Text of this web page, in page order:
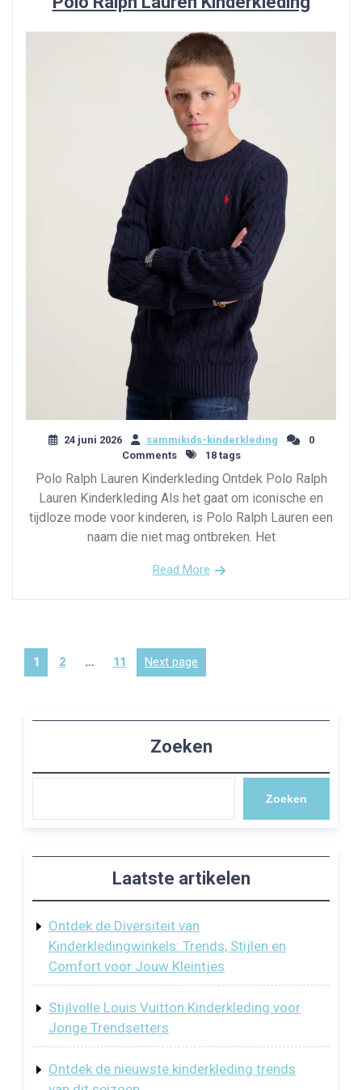
24 juni 2026 sammikids-kinderkleding
0
Comments
18 tags
Polo Ralph Lauren Kinderkleding Ontdek Polo Ralph
Lauren Kinderkleding Als het gaat om iconische en
tijdloze mode voor kinderen, is Polo Ralph Lauren een
naam die niet mag ontbreken. Het
Read More
Berichten
Page
1
Page
2 …
Page
11 Next page
Zoeken
Zoeken
Laatste artikelen
Ontdek de Diversiteit van
Kinderkledingwinkels: Trends, Stijlen en
Comfort voor Jouw Kleintjes
Stijlvolle Louis Vuitton Kinderkleding voor
Jonge Trendsetters
Ontdek de nieuwste kinderkleding trends